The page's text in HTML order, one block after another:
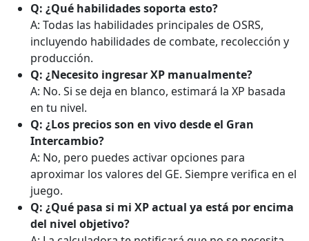
Q: ¿Qué habilidades soporta esto?
A: Todas las habilidades principales de OSRS,
incluyendo habilidades de combate, recolección y
producción.
Q: ¿Necesito ingresar XP manualmente?
A: No. Si se deja en blanco, estimará la XP basada
en tu nivel.
Q: ¿Los precios son en vivo desde el Gran
Intercambio?
A: No, pero puedes activar opciones para
aproximar los valores del GE. Siempre verifica en el
juego.
Q: ¿Qué pasa si mi XP actual ya está por encima
del nivel objetivo?